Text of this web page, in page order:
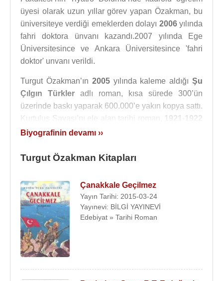
üyesi olarak uzun yıllar görev yapan Özakman, bu
üniversiteye verdiği emeklerden dolayı 2006yılında
fahri doktora ünvanı kazandı.2007 yılında Ege
Üniversitesince ve Ankara Üniversitesince 'fahri
doktor' unvanı verildi.
Turgut Özakman’ın 2005yılında kaleme aldığıŞu
Çılgın Türkler adlı roman, kısa sürede 300’ün
üzerinde baskı yaparak 600.000’e yakın kopya sattı.
Kurtuluş Savaşı’nı ele alan tarihi roman,
1921
1922
yılları arasında yaşanan olayları akıcı bir dille
açısından büyük bir önem ve etkiye sahip oldu.
Çanakkale 1915,2009yılında ise Cumhuriyet -
Türk Mucizesi adlı kitapları kaleme alan Özakman,
2010yılında tamamlanan ve Atatürk’ü genç nesile
tanıtmak gibi önemli bir hedefi olan Dersimiz;
Atatürk adlı belgeselin yazarlık ve editörlük
görevlerini üstlendi. Özakman’ın yakın tarihimizi
Biyografinin devamı ››
Turgut Özakman Kitapları
Çanakkale Geçilmez
Yayın Tarihi: 2015-03-24
Yayınevi: BİLGİ YAYINEVİ
Edebiyat » Tarihi Roman